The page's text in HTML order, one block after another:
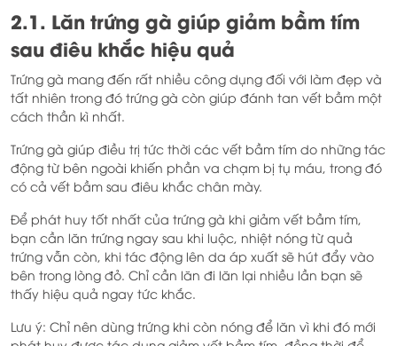
2.1. Lăn trứng gà giúp giảm bầm tím
sau điêu khắc hiệu quả
Trứng gà mang đến rất nhiều công dụng đối với làm đẹp và
tất nhiên trong đó trứng gà còn giúp đánh tan vết bầm một
cách thần kì nhất.
Trứng gà giúp điều trị tức thời các vết bầm tím do những tác
động từ bên ngoài khiến phần va chạm bị tụ máu, trong đó
có cả vết bầm sau điêu khắc chân mày.
Để phát huy tốt nhất của trứng gà khi giảm vết bầm tím,
bạn cần lăn trứng ngay sau khi luộc, nhiệt nóng từ quả
trứng vẫn còn, khi tác động lên da áp xuất sẽ hút đẩy vào
bên trong lòng đỏ. Chỉ cần lăn đi lăn lại nhiều lần bạn sẽ
thấy hiệu quả ngay tức khắc.
Lưu ý: Chỉ nên dùng trứng khi còn nóng để lăn vì khi đó mới